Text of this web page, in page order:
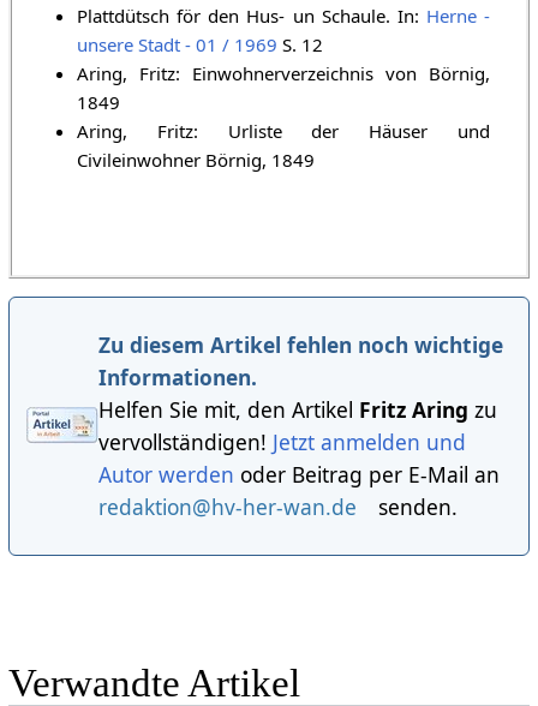
Plattdütsch för den Hus- un Schaule. In: Herne -
unsere Stadt - 01 / 1969 S. 12
Aring, Fritz: Einwohnerverzeichnis von Börnig,
1849
Aring, Fritz: Urliste der Häuser und
Civileinwohner Börnig, 1849
Zu diesem Artikel fehlen noch wichtige
Informationen.
Helfen Sie mit, den Artikel Fritz Aring zu
vervollständigen! Jetzt anmelden und
Autor werden oder Beitrag per E-Mail an
redaktion@hv-her-wan.de
senden.
Verwandte Artikel